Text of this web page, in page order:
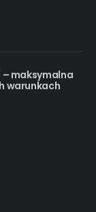
– maksymalna
warunkach